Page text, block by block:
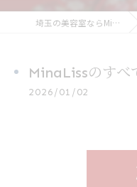
埼玉の美容室ならMinaLiss
MinaLissのすべ
2026/01/02